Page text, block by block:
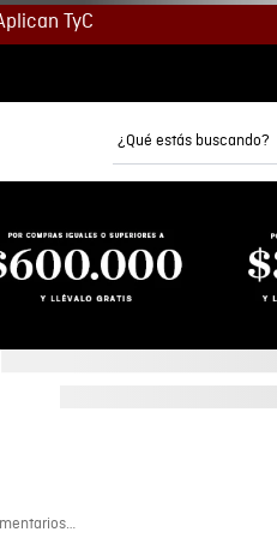
TyC
¿Qué estás buscando?